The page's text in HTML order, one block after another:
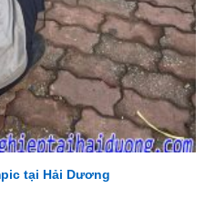
tại Hải Dương